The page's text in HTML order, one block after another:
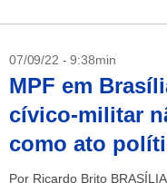
07/09/22 - 9:38min
MPF em
cívico-militar
como ato
Por Ricardo Brito